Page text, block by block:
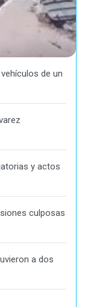
de un
y actos
culposas
a dos